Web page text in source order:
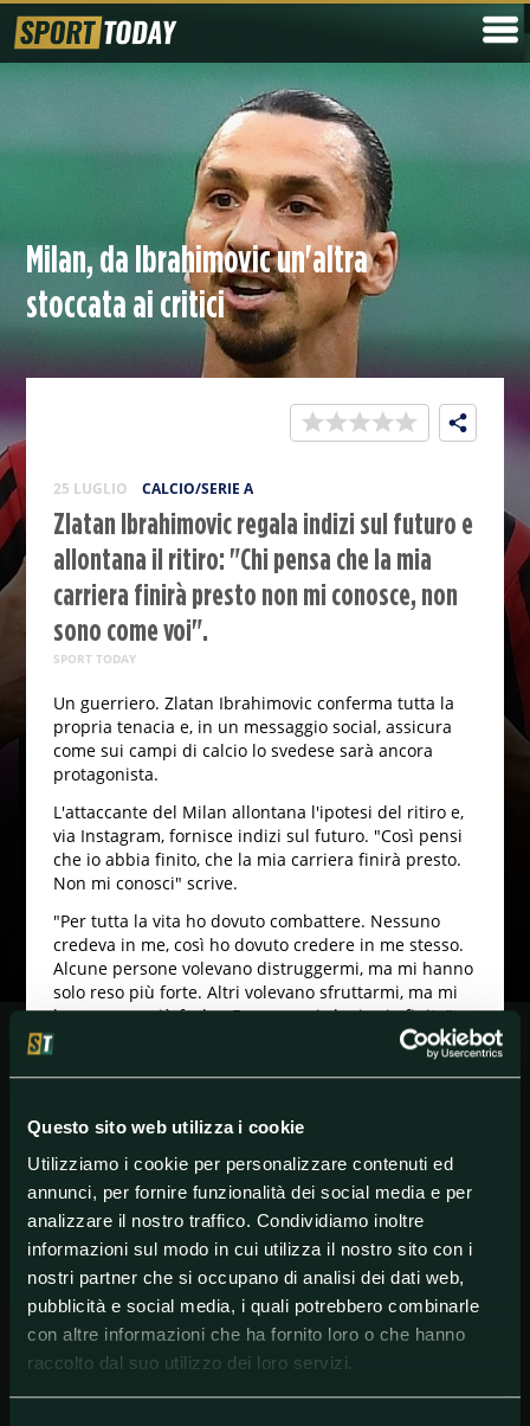
Questo sito web utilizza i cookie
Utilizziamo i cookie per personalizzare contenuti ed
annunci, per fornire funzionalità dei social media e per
analizzare il nostro traffico. Condividiamo inoltre
informazioni sul modo in cui utilizza il nostro sito con i
nostri partner che si occupano di analisi dei dati web,
pubblicità e social media, i quali potrebbero combinarle
con altre informazioni che ha fornito loro o che hanno
raccolto dal suo utilizzo dei loro servizi.
Milan, da Ibrahimovic un'altra
stoccata ai critici
25 LUGLIO CALCIO/SERIE A
Zlatan Ibrahimovic regala indizi sul futuro e
allontana il ritiro: "Chi pensa che la mia
carriera finirà presto non mi conosce, non
sono come voi".
SPORT TODAY
Un guerriero. Zlatan Ibrahimovic conferma tutta la
propria tenacia e, in un messaggio social, assicura
come sui campi di calcio lo svedese sarà ancora
protagonista.
L'attaccante del Milan allontana l'ipotesi del ritiro e,
via Instagram, fornisce indizi sul futuro. "Così pensi
che io abbia finito, che la mia carriera finirà presto.
Non mi conosci" scrive.
"Per tutta la vita ho dovuto combattere. Nessuno
credeva in me, così ho dovuto credere in me stesso.
Alcune persone volevano distruggermi, ma mi hanno
solo reso più forte. Altri volevano sfruttarmi, ma mi
hanno reso più furbo. E ora pensi che io sia finito".
Il fuoriclasse scandinavo, a dispetto dei 38 anni,
mostra grinta e voglia di essere protagonista. "Per
perché non sono voi. Perché io sono Zlatan
#ZlatanIbrahimovic